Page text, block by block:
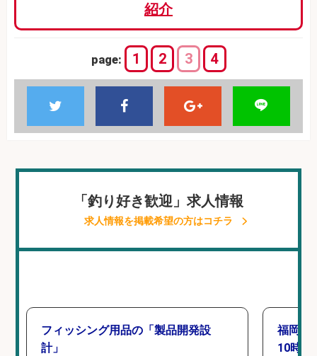
紹介
page: 1 2 3 4
「釣り好き歓迎」求人情報
求人情報を掲載希望の方はコチラ
フィッシング用品の「製品開発設
計」
福岡「
10時間